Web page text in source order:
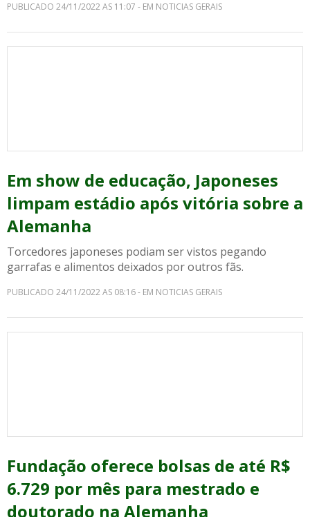
PUBLICADO 24/11/2022 AS 11:07 - EM NOTICIAS GERAIS
Em show de educação, Japoneses
limpam estádio após vitória sobre a
Alemanha
Torcedores japoneses podiam ser vistos pegando
garrafas e alimentos deixados por outros fãs.
PUBLICADO 24/11/2022 AS 08:16 - EM NOTICIAS GERAIS
Fundação oferece bolsas de até R$
6.729 por mês para mestrado e
doutorado na Alemanha